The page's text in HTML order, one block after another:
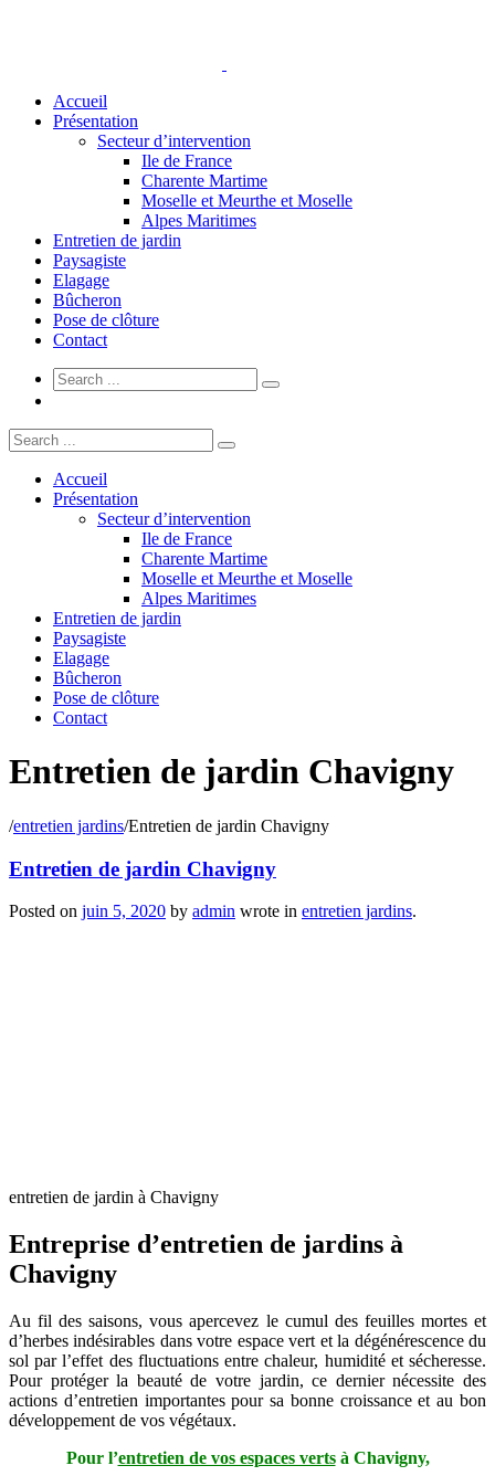
Accueil
Présentation
Secteur d’intervention
Ile de France
Charente Martime
Moselle et Meurthe et Moselle
Alpes Maritimes
Entretien de jardin
Paysagiste
Elagage
Bûcheron
Pose de clôture
Contact
Accueil
Présentation
Secteur d’intervention
Ile de France
Charente Martime
Moselle et Meurthe et Moselle
Alpes Maritimes
Entretien de jardin
Paysagiste
Elagage
Bûcheron
Pose de clôture
Contact
Entretien de jardin Chavigny
/entretien jardins/Entretien de jardin Chavigny
Entretien de jardin Chavigny
Posted on juin 5, 2020 by admin wrote in entretien jardins.
entretien de jardin à Chavigny
Entreprise d’entretien de jardins à
Chavigny
Au fil des saisons, vous apercevez le cumul des feuilles mortes et
d’herbes indésirables dans votre espace vert et la dégénérescence du
sol par l’effet des fluctuations entre chaleur, humidité et sécheresse.
Pour protéger la beauté de votre jardin, ce dernier nécessite des
actions d’entretien importantes pour sa bonne croissance et au bon
développement de vos végétaux.
Pour l’entretien de vos espaces vertsà Chavigny,